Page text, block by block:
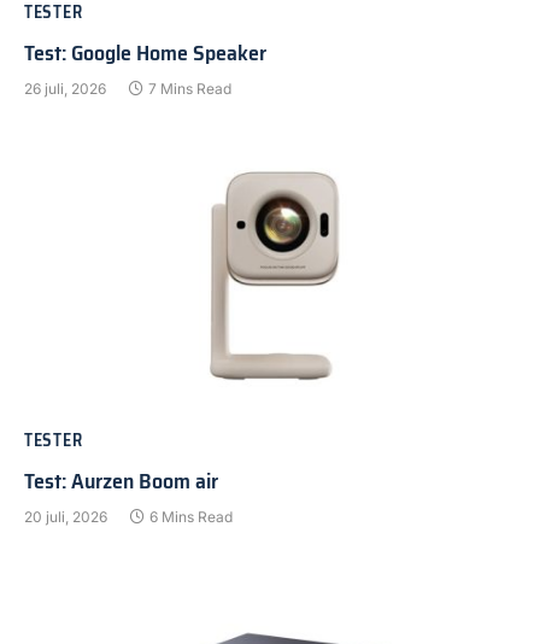
TESTER
Test: Google Home Speaker
26 juli, 2026 7 Mins Read
TESTER
Test: Aurzen Boom air
20 juli, 2026 6 Mins Read